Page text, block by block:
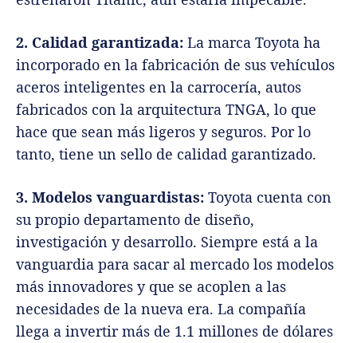
2. Calidad garantizada: La marca Toyota ha
incorporado en la fabricación de sus vehículos
aceros inteligentes en la carrocería, autos
fabricados con la arquitectura TNGA, lo que
hace que sean más ligeros y seguros. Por lo
tanto, tiene un sello de calidad garantizado.
3. Modelos vanguardistas: Toyota cuenta con
su propio departamento de diseño,
investigación y desarrollo. Siempre está a la
vanguardia para sacar al mercado los modelos
más innovadores y que se acoplen a las
necesidades de la nueva era. La compañía
llega a invertir más de 1.1 millones de dólares